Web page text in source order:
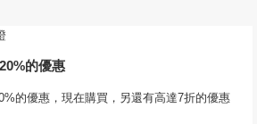
的優惠
的優惠，現在購買，另還有高達7折的優惠